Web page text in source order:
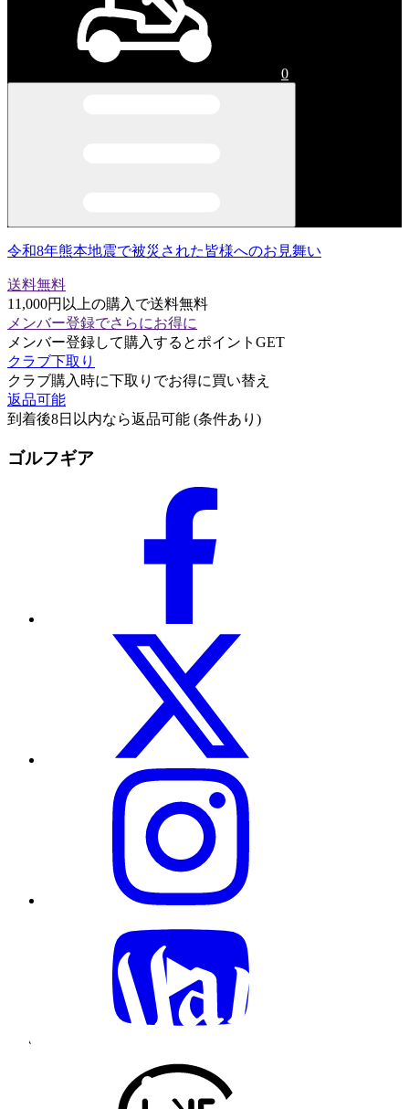
0
令和8年熊本地震で被災された皆様へのお見舞い
送料無料
11,000円以上の購入で送料無料
メンバー登録でさらにお得に
メンバー登録して購入するとポイントGET
クラブ下取り
クラブ購入時に下取りでお得に買い替え
返品可能
到着後8日以内なら返品可能 (条件あり)
ゴルフギア